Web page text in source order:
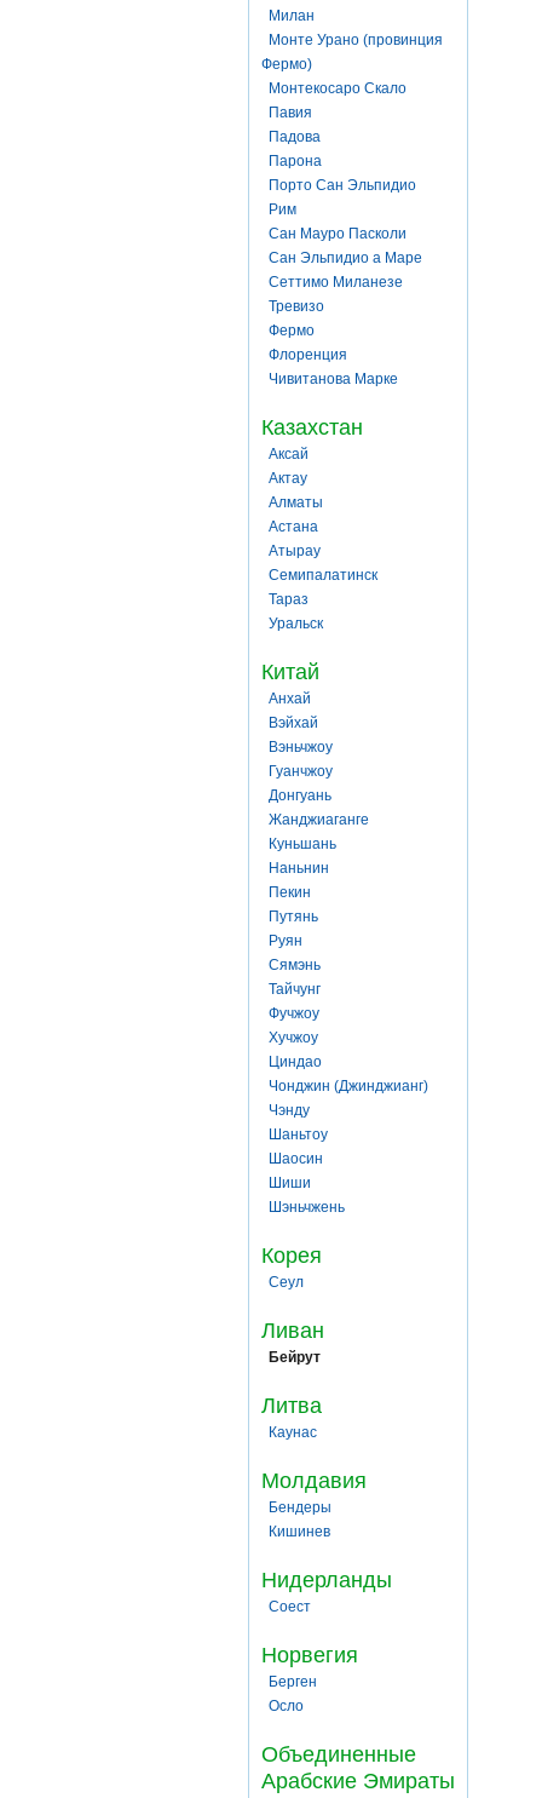
Милан
Монте Урано (провинция
Фермо)
Монтекосаро Скало
Павия
Падова
Парона
Порто Сан Эльпидио
Рим
Сан Мауро Пасколи
Сан Эльпидио а Маре
Сеттимо Миланезе
Тревизо
Фермо
Флоренция
Чивитанова Марке
Казахстан
Аксай
Актау
Алматы
Астана
Атырау
Семипалатинск
Тараз
Уральск
Китай
Анхай
Вэйхай
Вэньчжоу
Гуанчжоу
Донгуань
Жанджиаганге
Куньшань
Наньнин
Пекин
Путянь
Руян
Сямэнь
Тайчунг
Фучжоу
Хучжоу
Циндао
Чонджин (Джинджианг)
Чэнду
Шаньтоу
Шаосин
Шиши
Шэньчжень
Корея
Сеул
Ливан
Бейрут
Литва
Каунас
Молдавия
Бендеры
Кишинев
Нидерланды
Соест
Норвегия
Берген
Осло
Объединенные
Арабские Эмираты